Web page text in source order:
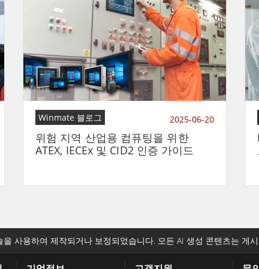
Winmate 블로그 2025-06-20
위험 지역 산업용 컴퓨팅을 위한
ATEX, IECEx 및 CID2 인증 가이드
사용하여 제작되거나 보정되었습니다. 모든 AI 생성 콘텐츠는 게